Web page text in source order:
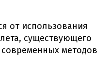
от использования
существующего
современных методов